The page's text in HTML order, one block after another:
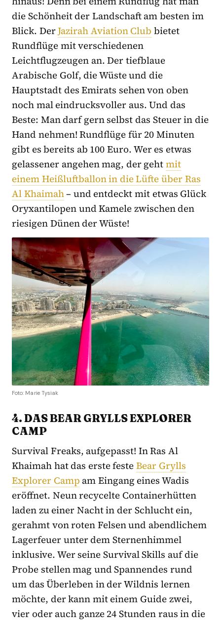
die Schönheit der Landschaft am besten im
Blick. DerJazirah Aviation Club bietet
Rundflüge mit verschiedenen
Leichtflugzeugen an. Der tiefblaue
Arabische Golf, die Wüste und die
Hauptstadt des Emirats sehen von oben
noch mal eindrucksvoller aus. Und das
Beste: Man darf gern selbst das Steuer in die
Hand nehmen! Rundflüge für 20 Minuten
gibt es bereits ab 100 Euro. Wer es etwas
gelassener angehen mag, der gehtmit
einem Heißluftballon in die Lüfte über Ras
Al Khaimah– und entdeckt mit etwas Glück
Oryxantilopen und Kamele zwischen den
riesigen Dünen der Wüste!
Foto: Marie Tysiak
4. DAS BEAR GRYLLS EXPLORER
CAMP
Survival Freaks, aufgepasst! In Ras Al
Khaimah hat das erste festeBear Grylls
Explorer Camp am Eingang eines Wadis
eröffnet. Neun recycelte Containerhütten
laden zu einer Nacht in der Schlucht ein,
gerahmt von roten Felsen und abendlichem
Lagerfeuer unter dem Sternenhimmel
inklusive. Wer seine Survival Skills auf die
Probe stellen mag und Spannendes rund
um das Überleben in der Wildnis lernen
möchte, der kann mit einem Guide zwei,
vier oder auch ganze 24 Stunden raus in die